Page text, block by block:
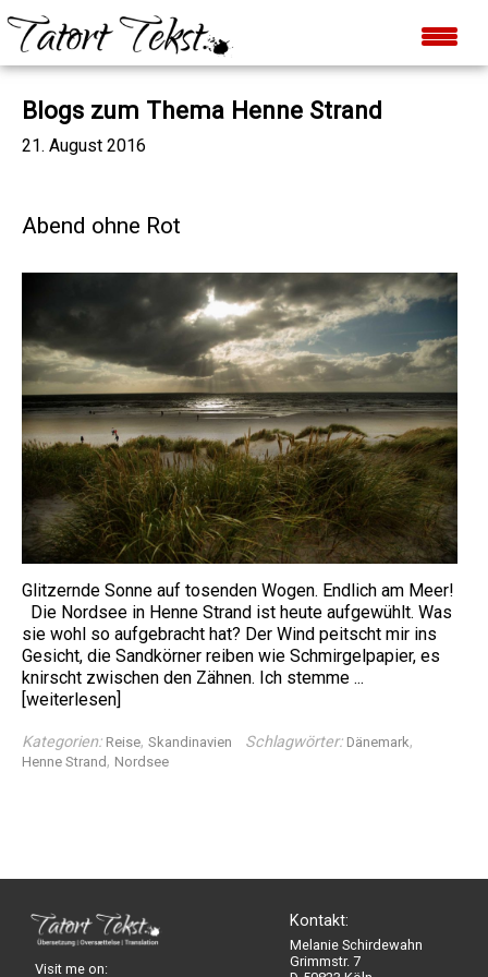
Blogs zum Thema Henne Strand
21. August 2016
Abend ohne Rot
Glitzernde Sonne auf tosenden Wogen. Endlich am Meer!
Die Nordsee in Henne Strand ist heute aufgewühlt. Was
sie wohl so aufgebracht hat? Der Wind peitscht mir ins
Gesicht, die Sandkörner reiben wie Schmirgelpapier, es
knirscht zwischen den Zähnen. Ich stemme ...
[weiterlesen]
Kategorien: Reise, Skandinavien Schlagwörter: Dänemark,
Henne Strand , Nordsee
Visit me on:
Kontakt:
Melanie Schirdewahn
Grimmstr. 7